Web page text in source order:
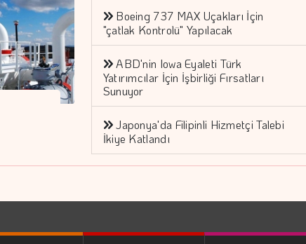
Boeing 737 MAX Uçakları İçin
"çatlak Kontrolü" Yapılacak
ABD'nin Iowa Eyaleti Türk
Yatırımcılar İçin İşbirliği Fırsatları
Sunuyor
Japonya'da Filipinli Hizmetçi Talebi
İkiye Katlandı